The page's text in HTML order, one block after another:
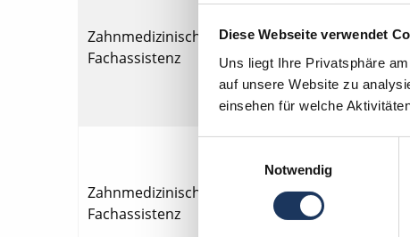
Diese Webseite verwendet
Uns liegt Ihre Privatsphäre
auf unsere Website zu
einsehen für welche
Notwendig
Zahnmedizinische
Fachassistenz
Bad
Schwartau
Röntgen
Zahnmedizinische
Fachassistenz
Balingen